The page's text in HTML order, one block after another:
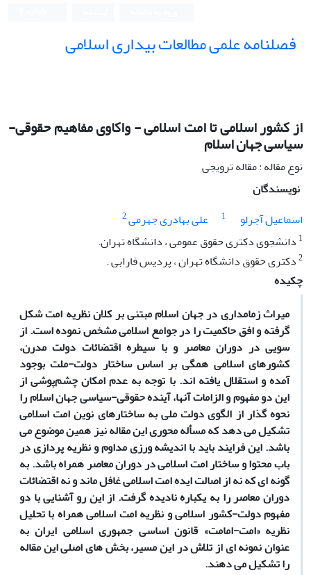
فصلنامه علمی مطالعات بیداری اسلامی
از کشور اسلامی تا امت اسلامی - واکاوی مفاهیم حقوقی-
سیاسی جهان اسلام
نوع مقاله : مقاله ترویجی
نویسندگان
اسماعیل آجرلو
1 علی بهادری جهرمی2
1 دانشجوی دکتری حقوق عمومی ، دانشگاه تهران.
2دکتری حقوق دانشگاه تهران ، پردیس فارابی .
چکیده
میراث زمامداری در جهان اسلام مبتنی بر کلان نظریه امت شکل
گرفته و افق حاکمیت را در جوامع اسلامی مشخص نموده است. از
سویی در دوران معاصر و با سیطره اقتضائات دولت مدرن،
کشورهای اسلامی همگی بر اساس ساختار دولت-ملت بوجود
آمده و استقلال یافته اند. با توجه به عدم امکان چشم‌پوشی از
این دو مفهوم و الزامات آنها، آینده حقوقی-سیاسی جهان اسلام را
نحوه گذار از الگوی دولت ملی به ساختارهای نوین امت اسلامی
تشکیل می دهد که مسأله محوری این مقاله نیز همین موضوع می
باشد. این فرایند باید با اندیشه ورزی مداوم و نظریه پردازی در
باب محتوا و ساختار امت اسلامی در دوران معاصر همراه باشد. به
گونه ای که نه از اصالت ایده امت اسلامی غافل ماند و نه اقتضائات
دوران معاصر را به یکباره نادیده گرفت. از این رو آشنایی با دو
مفهوم دولت-کشور اسلامی و نظریه امت اسلامی همراه با تحلیل
نظریه «امت-امامت» قانون اساسی جمهوری اسلامی ایران به
عنوان نمونه ای از تلاش در این مسیر، بخش های اصلی این مقاله
را تشکیل می دهند.